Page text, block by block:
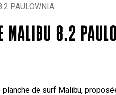
PAULOWNIA
MALIBU 8.2
planche de surf Malibu,